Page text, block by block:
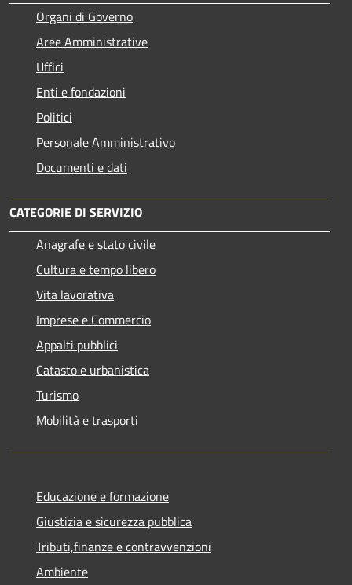
Organi di Governo
Aree Amministrative
Uffici
Enti e fondazioni
Politici
Personale Amministrativo
Documenti e dati
CATEGORIE DI SERVIZIO
Anagrafe e stato civile
Cultura e tempo libero
Vita lavorativa
Imprese e Commercio
Appalti pubblici
Catasto e urbanistica
Turismo
Mobilità e trasporti
Educazione e formazione
Giustizia e sicurezza pubblica
Tributi,finanze e contravvenzioni
Ambiente